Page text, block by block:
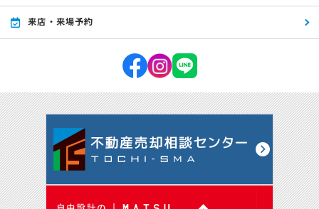
来店・来場予約